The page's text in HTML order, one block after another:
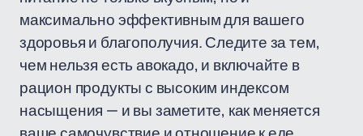
максимально эффективным для вашего
здоровья и благополучия. Следите за тем,
чем нельзя есть авокадо, и включайте в
рацион продукты с высоким индексом
насыщения — и вы заметите, как меняется